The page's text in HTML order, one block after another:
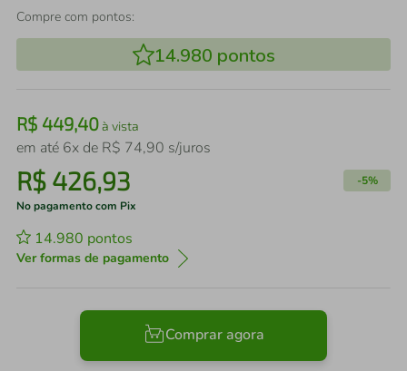
Compre com pontos:
14.980 pontos
R$ 449,40à vista
em até 6x de R$ 74,90 s/juros
R$ 426,93 -5%
No pagamento com Pix
14.980 pontos
Ver formas de pagamento
Comprar agora